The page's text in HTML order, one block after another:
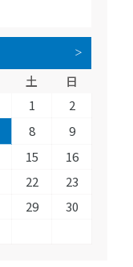
土
日
1
2
8
9
15
16
22
23
29
30